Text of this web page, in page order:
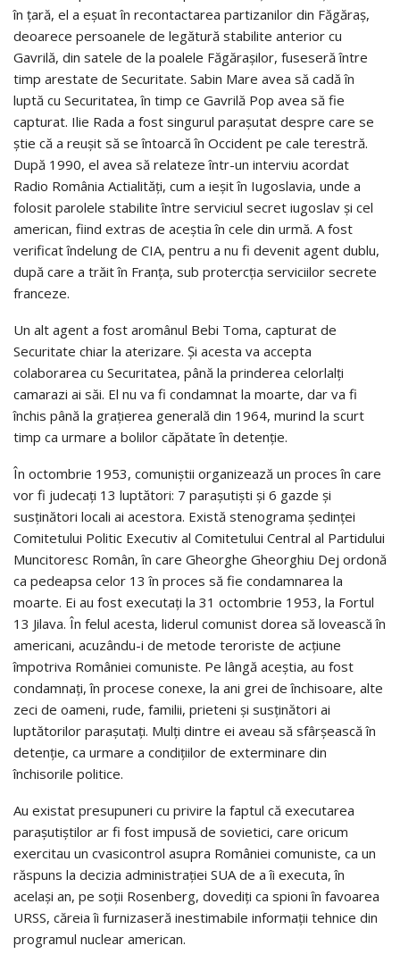
în țară, el a eșuat în recontactarea partizanilor din Făgăraș,
deoarece persoanele de legătură stabilite anterior cu
Gavrilă, din satele de la poalele Făgărașilor, fuseseră între
timp arestate de Securitate. Sabin Mare avea să cadă în
luptă cu Securitatea, în timp ce Gavrilă Pop avea să fie
capturat. Ilie Rada a fost singurul parașutat despre care se
știe că a reușit să se întoarcă în Occident pe cale terestră.
După 1990, el avea să relateze într-un interviu acordat
Radio România Actialități, cum a ieșit în Iugoslavia, unde a
folosit parolele stabilite între serviciul secret iugoslav și cel
american, fiind extras de aceștia în cele din urmă. A fost
verificat îndelung de CIA, pentru a nu fi devenit agent dublu,
după care a trăit în Franța, sub protercția serviciilor secrete
franceze.
Un alt agent a fost aromânul Bebi Toma, capturat de
Securitate chiar la aterizare. Și acesta va accepta
colaborarea cu Securitatea, până la prinderea celorlalți
camarazi ai săi. El nu va fi condamnat la moarte, dar va fi
închis până la grațierea generală din 1964, murind la scurt
timp ca urmare a bolilor căpătate în detenție.
În octombrie 1953, comuniștii organizează un proces în care
vor fi judecați 13 luptători: 7 parașutiști și 6 gazde și
susținători locali ai acestora. Există stenograma ședinței
Comitetului Politic Executiv al Comitetului Central al Partidului
Muncitoresc Român, în care Gheorghe Gheorghiu Dej ordonă
ca pedeapsa celor 13 în proces să fie condamnarea la
moarte. Ei au fost executați la 31 octombrie 1953, la Fortul
13 Jilava. În felul acesta, liderul comunist dorea să lovească în
americani, acuzându-i de metode teroriste de acțiune
împotriva României comuniste. Pe lângă aceștia, au fost
condamnați, în procese conexe, la ani grei de închisoare, alte
zeci de oameni, rude, familii, prieteni și susținători ai
luptătorilor parașutați. Mulți dintre ei aveau să sfârșească în
detenție, ca urmare a condițiilor de exterminare din
închisorile politice.
Au existat presupuneri cu privire la faptul că executarea
parașutiștilor ar fi fost impusă de sovietici, care oricum
exercitau un cvasicontrol asupra României comuniste, ca un
răspuns la decizia administrației SUA de a îi executa, în
același an, pe soții Rosenberg, dovediți ca spioni în favoarea
URSS, căreia îi furnizaseră inestimabile informații tehnice din
programul nuclear american.